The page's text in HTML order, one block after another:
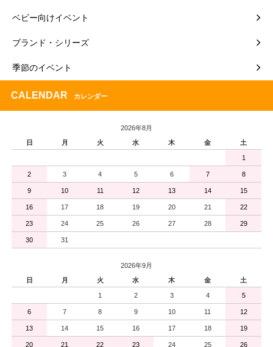
ベビー向けイベント
ブランド・シリーズ
季節のイベント
CALENDAR カレンダー
2026年8月
日
月 火 水 木 金 土
1
2 3 4 5 6 7 8
9 10 11 12 13 14 15
16 17 18 19 20 21 22
23 24 25 26 27 28 29
30 31
2026年9月
日
月 火 水 木 金 土
1 2 3 4 5
6 7 8 9 10 11 12
13 14 15 16 17 18 19
20 21 22 23 24 25 26